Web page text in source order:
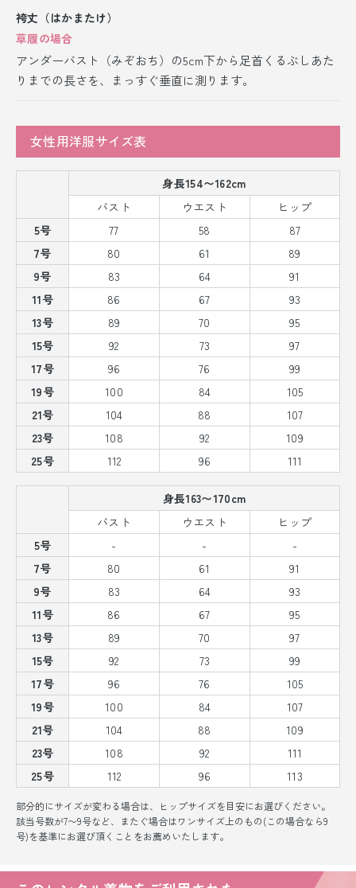
袴丈（はかまたけ）
草履の場合
アンダーバスト（みぞおち）の5cm下から足首くるぶしあた
りまでの長さを、まっすぐ垂直に測ります。
女性用洋服サイズ表
身長154〜162cm
バスト
ウエスト
ヒップ
5号
77 58
87
7号
80 61
89
9号
83 64
91
11号
86 67
93
13号
89 70
95
15号
92 73
97
17号
96 76
99
19号
100 84
105
21号
104 88
107
23号
108 92
109
25号
112 96 111
身長163〜170cm
バスト
ウエスト
ヒップ
5号
- -
-
7号
80 61
91
9号
83 64
93
11号
86 67
95
13号
89 70
97
15号
92 73
99
17号
96 76
105
19号
100 84
107
21号
104 88
109
23号
108 92
111
25号
112 96 113
部分的にサイズが変わる場合は、ヒップサイズを目安にお選びください。
該当号数が7〜9号など、またぐ場合はワンサイズ上のもの(この場合なら9
号)を基準にお選び頂くことをお薦めいたします。